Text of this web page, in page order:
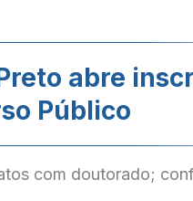
abre
Público
com doutorado;